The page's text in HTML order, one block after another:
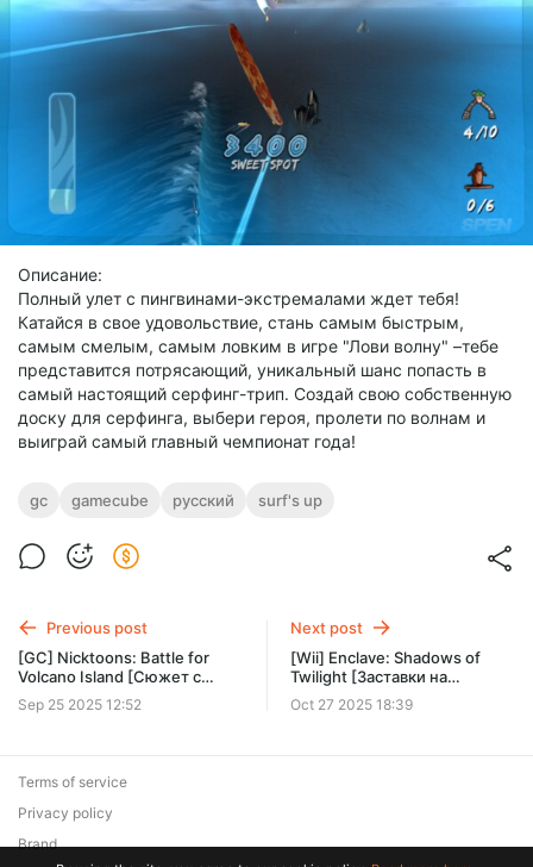
Описание:
Полный улет с пингвинами-экстремалами ждет тебя!
Катайся в свое удовольствие, стань самым быстрым,
самым смелым, самым ловким в игре "Лови волну" –тебе
представится потрясающий, уникальный шанс попасть в
самый настоящий серфинг-трип. Создай свою собственную
доску для серфинга, выбери героя, пролети по волнам и
выиграй самый главный чемпионат года!
gc gamecube русский surf's up
Previous post
[GC] Nicktoons: Battle for
Volcano Island [Сюжет с
русскими субтитрами]
Sep 25 2025 12:52
Next post
[Wii] Enclave: Shadows of
Twilight [Заставки на
русском языке]
Oct 27 2025 18:39
Terms of service
Privacy policy
Brand